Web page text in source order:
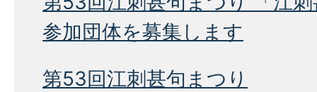
参加団体を募集します
第53回江刺甚句まつり